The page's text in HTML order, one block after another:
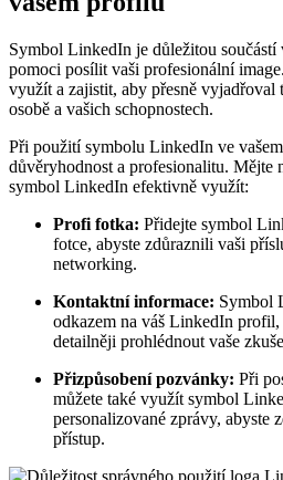
Symbol LinkedIn je důležitou součástí
pomoci posílit vaši profesionální
využít a zajistit, aby přesně vyjadřoval
osobě a vašich schopnostech.
Při použití symbolu LinkedIn ve
důvěryhodnost a profesionalitu. Mějte
symbol LinkedIn efektivně využít:
Profi fotka: Přidejte symbol
fotce, abyste zdůraznili vaši
networking.
Kontaktní informace: Symbol
odkazem na váš LinkedIn profil,
detailněji prohlédnout vaše
Přizpůsobení pozvánky: Při
můžete také využít symbol
personalizované zprávy, abyste
přístup.